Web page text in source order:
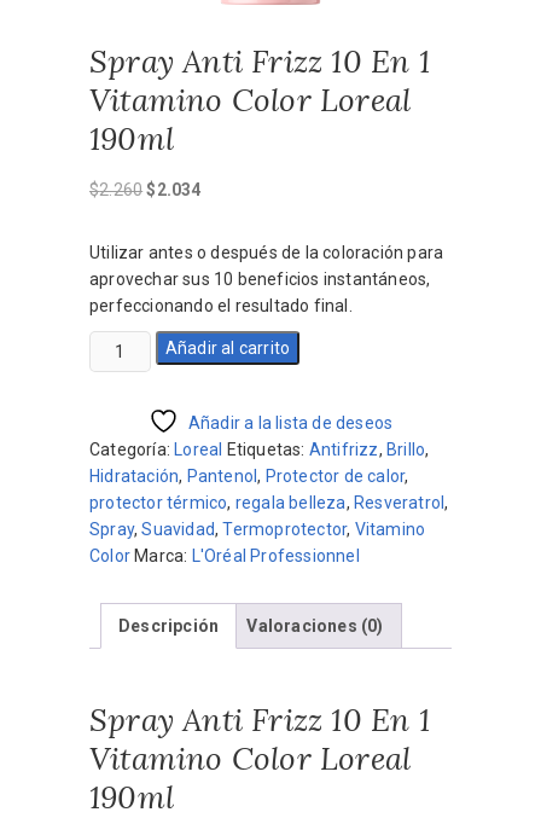
Spray Anti Frizz 10 En 1
Vitamino Color Loreal
190ml
$2.260El
era:
$2.260.
$2.034El
actual
es:
$2.034.
Utilizar antes o después de la coloración para
aprovechar sus 10 beneficios instantáneos,
perfeccionando el resultado final.
Spray
Anti
En
1
Vitamino
Color
Loreal
cantidad
Añadir al carrito
Añadir a la lista de deseos
Categoría:
Loreal Etiquetas: Antifrizz, Brillo,
Hidratación, Pantenol, Protector de calor,
protector térmico, regala belleza, Resveratrol,
Spray,Suavidad,Termoprotector, Vitamino
Color Marca: L'Oréal Professionnel
Descripción Valoraciones (0)
Spray Anti Frizz 10 En 1
Vitamino Color Loreal
190ml